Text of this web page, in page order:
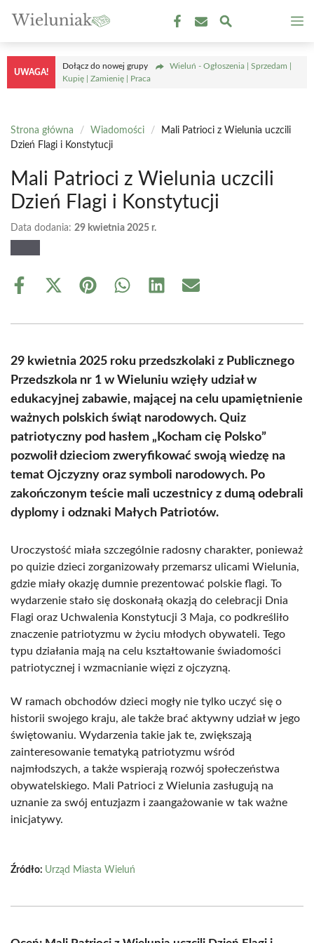
treści
UWAGA!
Dołącz do nowej grupy
Wieluń - Ogłoszenia | Sprzedam |
Kupię | Zamienię | Praca
Strona główna / Wiadomości /
Mali Patrioci z Wielunia uczcili
Dzień Flagi i Konstytucji
Mali Patrioci z Wielunia uczcili
Dzień Flagi i Konstytucji
Data dodania: 29 kwietnia 2025 r.
Share
Share
(Twitter)
Share Share Share Share
29 kwietnia 2025 roku przedszkolaki z Publicznego
Przedszkola nr 1 w Wieluniu wzięły udział w
edukacyjnej zabawie, mającej na celu upamiętnienie
ważnych polskich świąt narodowych. Quiz
patriotyczny pod hasłem „Kocham cię Polsko”
pozwolił dzieciom zweryfikować swoją wiedzę na
temat Ojczyzny oraz symboli narodowych. Po
zakończonym teście mali uczestnicy z dumą odebrali
dyplomy i odznaki Małych Patriotów.
Uroczystość miała szczególnie radosny charakter, ponieważ
po quizie dzieci zorganizowały przemarsz ulicami Wielunia,
gdzie miały okazję dumnie prezentować polskie flagi. To
wydarzenie stało się doskonałą okazją do celebracji Dnia
Flagi oraz Uchwalenia Konstytucji 3 Maja, co podkreśliło
znaczenie patriotyzmu w życiu młodych obywateli. Tego
typu działania mają na celu kształtowanie świadomości
patriotycznej i wzmacnianie więzi z ojczyzną.
W ramach obchodów dzieci mogły nie tylko uczyć się o
historii swojego kraju, ale także brać aktywny udział w jego
świętowaniu. Wydarzenia takie jak te, zwiększają
zainteresowanie tematyką patriotyzmu wśród
najmłodszych, a także wspierają rozwój społeczeństwa
obywatelskiego. Mali Patrioci z Wielunia zasługują na
uznanie za swój entuzjazm i zaangażowanie w tak ważne
inicjatywy.
Źródło: Urząd Miasta Wieluń